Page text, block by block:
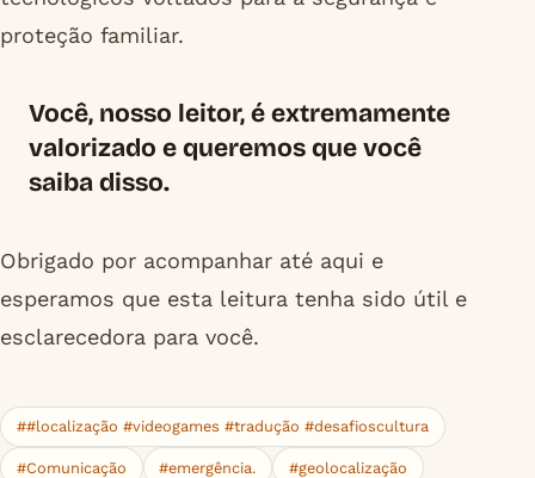
proteção familiar.
Você, nosso leitor, é extremamente
valorizado e queremos que você
saiba disso.
Obrigado por acompanhar até aqui e
esperamos que esta leitura tenha sido útil e
esclarecedora para você.
##localização #videogames #tradução #desafioscultura
#Comunicação #emergência. #geolocalização